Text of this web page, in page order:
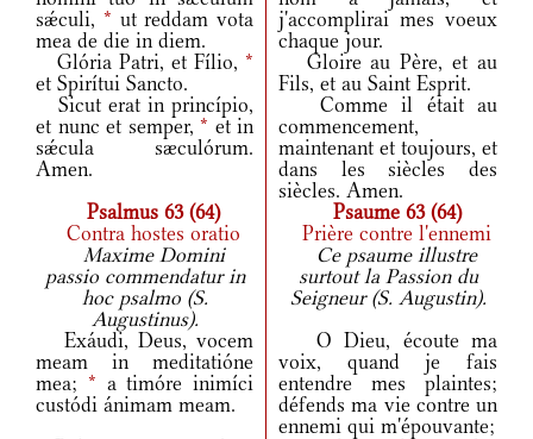
sǽculi, * ut reddam vota
mea de die in diem.
j'accomplirai mes voeux
chaque jour.
Glória Patri, et Fílio, *
et Spirítui Sancto.
Gloire au Père, et au
Fils, et au Saint Esprit.
Sicut erat in princípio,
et nunc et semper, * et in
sǽcula sæculórum.
Amen.
Comme il était au
commencement,
maintenant et toujours, et
dans les siècles des
siècles. Amen.
Psalmus 63 (64)
Psaume 63 (64)
Contra hostes oratio
Prière contre l'ennemi
Maxime Domini
passio commendatur in
hoc psalmo (S.
Augustinus).
Ce psaume illustre
surtout la Passion du
Seigneur (S. Augustin).
Exáudi, Deus, vocem
meam in meditatióne
mea; * a timóre inimíci
custódi ánimam meam.
O Dieu, écoute ma
voix, quand je fais
entendre mes plaintes;
défends ma vie contre un
ennemi qui m'épouvante;